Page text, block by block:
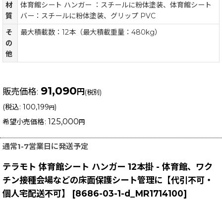
材
質
体育館シート ハンガー ：スチールに粉体塗装、体育館シート
バー：スチールに粉体塗装、グリップ PVC
そ
の
他
最大積載数：12本（最大積載重量：480kg）
販売価格: 91,090 円 (税別)
(税込: 100,199 円)
希望小売価格: 125,000 円
通常1-7営業日に発送予定
テラモト 体育館シート ハンガー 12本掛 - 体育館、ワク
チン接種会場などの床面保護シート管理に【代引不可・
個人宅配送不可】
[8686-03-1-d_MR1714100]